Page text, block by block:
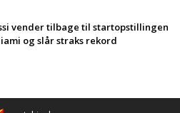
vender tilbage til startopstillingen
og slår straks rekord